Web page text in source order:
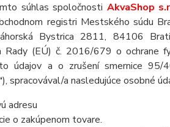
súhlas spoločnosti AkvaShop
registri Mestského súdu
Bystrica 2811, 84106
Rady (EÚ) č. 2016/679 o ochrane
údajov a o zrušení smernice 95/
), spracovával/a nasledujúce osobné
adresu
o zakúpenom tovare.